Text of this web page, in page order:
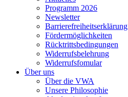
Programm 2026
Newsletter
Barrierefreiheitserklärung
Fördermöglichkeiten
Rücktrittsbedingungen
Widerrufsbelehrung
Widerrufsfomular
Über uns
Über die VWA
Unsere Philosophie